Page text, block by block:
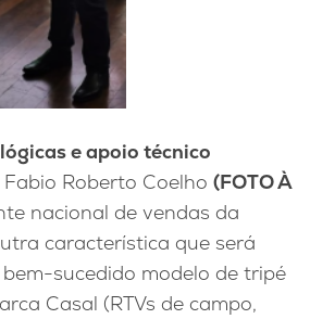
e apoio técnico
Roberto Coelho (FOTO À
nacional de vendas da
característica que será
sucedido modelo de tripé
Casal (RTVs de campo,